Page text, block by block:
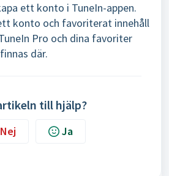
ett konto i TuneIn-appen.
konto och favoriterat innehåll
Pro och dina favoriter
där.
till hjälp?
Nej Ja